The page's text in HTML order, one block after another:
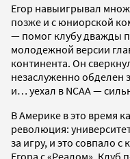
Егор навыигрывал
позже и с юниорской
— помог клубу дважды
молодежной версии
континента. Он
незаслуженно обделен
и… уехал в NCAA —
В Америке в это время
революция:
за игру, и это совпало
Егора с «Реалом».